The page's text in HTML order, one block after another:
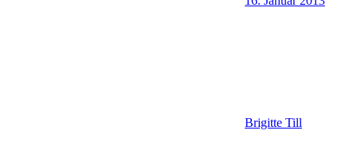
Brigitte Till